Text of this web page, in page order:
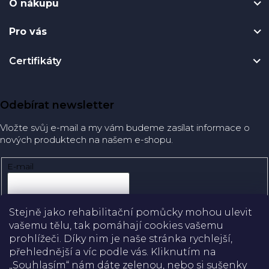
Stejně jako rehabilitační pomůcky mohou ulevit
vašemu tělu, tak pomáhají cookies vašemu
prohlížeči. Díky nim je naše stránka rychlejší,
přehlednější a víc podle vás. Kliknutím na
„Souhlasím“ nám dáte zelenou, nebo si sušenky
O nákupu
Pro vás
Certifikáty
Doprava
Odebírat newsletter
Vložte svůj e-mail a my vám budeme zasílat informace o
nových produktech na našem e-shopu.
E-mail
Přihlásit se